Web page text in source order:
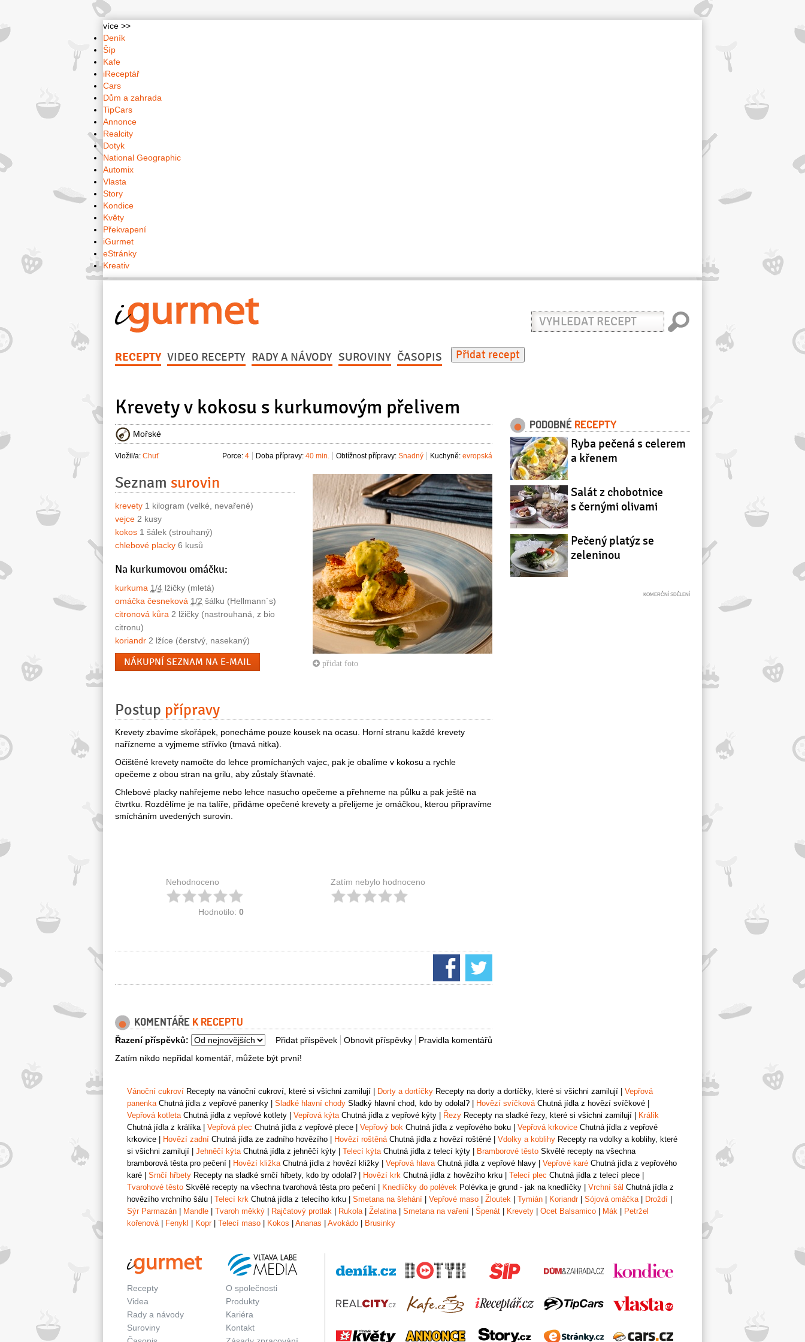
více >>
Deník
Šíp
Kafe
iReceptář
Cars
Dům a zahrada
TipCars
Annonce
Realcity
Dotyk
National Geographic
Automix
Vlasta
Story
Kondice
Květy
Překvapení
iGurmet
eStránky
Kreativ
Vyhledat
recept
RECEPTY VIDEO RECEPTY RADY A NÁVODY SUROVINY ČASOPIS Přidat recept
Krevety v kokosu s kurkumovým přelivem
Mořské
Vložil/a: Chuť Kuchyně: evropská
Obtížnost přípravy: Snadný
Doba přípravy: 40 min.
Porce: 4
přidat foto
Seznam surovin
krevety 1 kilogram (velké, nevařené)
vejce 2 kusy
kokos 1 šálek (strouhaný)
chlebové placky 6 kusů
Na kurkumovou omáčku:
kurkuma 1/4 lžičky (mletá)
omáčka česneková 1/2 šálku (Hellmann´s)
citronová kůra 2 lžičky (nastrouhaná, z bio
citronu)
koriandr 2 lžíce (čerstvý, nasekaný)
NÁKUPNÍ SEZNAM NA E-MAIL
Postup přípravy
Krevety zbavíme skořápek, ponecháme pouze kousek na ocasu. Horní stranu každé krevety
nařízneme a vyjmeme střívko (tmavá nitka).
Očištěné krevety namočte do lehce promíchaných vajec, pak je obalíme v kokosu a rychle
opečeme z obou stran na grilu, aby zůstaly šťavnaté.
Chlebové placky nahřejeme nebo lehce nasucho opečeme a přehneme na půlku a pak ještě na
čtvrtku. Rozdělíme je na talíře, přidáme opečené krevety a přelijeme je omáčkou, kterou připravíme
smícháním uvedených surovin.
Nehodnoceno
Hodnotilo: 0
Zatím nebylo hodnoceno
KOMENTÁŘE K RECEPTU
Pravidla komentářů
Obnovit příspěvky
Přidat příspěvek
Řazení příspěvků:
Zatím nikdo nepřidal komentář, můžete být první!
PODOBNÉ RECEPTY
Ryba pečená s celerem
a křenem
Salát z chobotnice
s černými olivami
Pečený platýz se
zeleninou
Vánoční cukroví Recepty na vánoční cukroví, které si všichni zamilují Dorty a dortíčky Recepty na dorty a dortíčky, které si všichni zamilují
Vepřová
panenkaChutná jídla z vepřové panenky Sladké hlavní chody Sladký hlavní chod, kdo by odolal? Hovězí svíčkováChutná jídla z hovězí svíčkové
Vepřová kotletaChutná jídla z vepřové kotlety Vepřová kýtaChutná jídla z vepřové kýty Řezy Recepty na sladké řezy, které si všichni zamilují
Králík
Chutná jídla z králíka| Vepřová plec Chutná jídla z vepřové plece Vepřový bok Chutná jídla z vepřového boku Vepřová krkovice Chutná jídla z vepřové
krkovice
Hovězí zadní Chutná jídla ze zadního hovězího Hovězí roštěnáChutná jídla z hovězí roštěné Vdolky a koblihy Recepty na vdolky a koblihy, které
si všichni zamilují
Jehněčí kýtaChutná jídla z jehněčí kýty Telecí kýtaChutná jídla z telecí kýty Bramborové těsto Skvělé recepty na všechna
bramborová těsta pro pečení
Hovězí kližkaChutná jídla z hovězí kližky Vepřová hlavaChutná jídla z vepřové hlavy Vepřové karé Chutná jídla z vepřového
karé
Srnčí hřbety Recepty na sladké srnčí hřbety, kdo by odolal? Hovězí krk Chutná jídla z hovězího krku Telecí plec Chutná jídla z telecí plece
Tvarohové těsto Skvělé recepty na všechna tvarohová těsta pro pečení Knedlíčky do polévek Polévka je grund - jak na knedlíčky Vrchní šál Chutná jídla z
hovězího vrchního šálu
Telecí krk Chutná jídla z telecího krku Smetana na šlehání Vepřové maso Žloutek Tymián Koriandr| Sójová omáčka| Droždí
Sýr Parmazán
Mandle Tvaroh měkký Rajčatový protlak Rukola| Želatina| Smetana na vaření Špenát Krevety Ocet Balsamico Mák
Petržel
kořenová| Fenykl Kopr| Telecí maso Kokos Ananas Avokádo Brusinky
Recepty
Videa
Rady a návody
Suroviny
O společnosti
Produkty
Kariéra
Kontakt